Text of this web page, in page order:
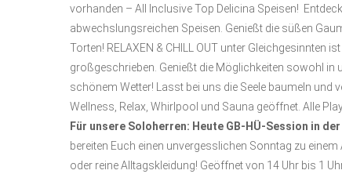
vorhanden – All Inclusive Top Delicina Speisen!
abwechslungsreichen Speisen. Genießt die süßen
Torten! RELAXEN & CHILL OUT unter Gleichgesinnten
großgeschrieben. Genießt die Möglichkeiten sowohl in
schönem Wetter! Lasst bei uns die Seele baumeln und
Wellness, Relax, Whirlpool und Sauna geöffnet. Alle
Für unsere Soloherren: Heute GB-HÜ-Session in
bereiten Euch einen unvergesslichen Sonntag zu
oder reine Alltagskleidung! Geöffnet von 14 Uhr bis 1